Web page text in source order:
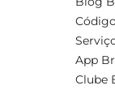
App
Clube